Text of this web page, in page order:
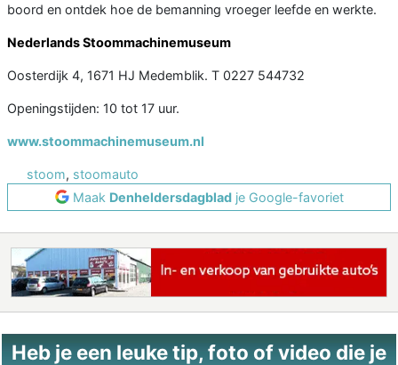
boord en ontdek hoe de bemanning vroeger leefde en werkte.
Nederlands Stoommachinemuseum
Oosterdijk 4, 1671 HJ Medemblik. T 0227 544732
Openingstijden: 10 tot 17 uur.
www.stoommachinemuseum.nl
stoom, stoomauto
Maak Denheldersdagbladje Google-favoriet
Heb je een leuke tip, foto of video die je